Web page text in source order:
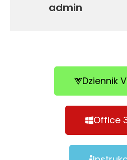
admin
Dziennik
Office